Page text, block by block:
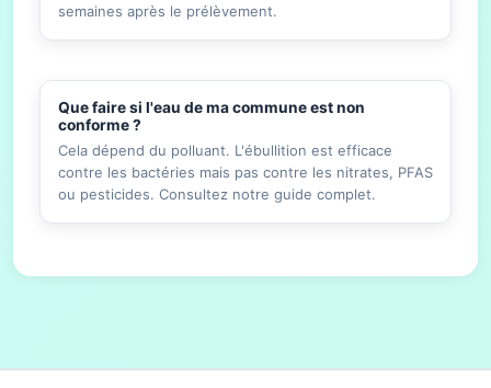
semaines après le prélèvement.
Que faire si l'eau de ma commune est non
conforme ?
Cela dépend du polluant. L'ébullition est efficace
contre les bactéries mais pas contre les nitrates, PFAS
ou pesticides. Consultez notre guide complet.